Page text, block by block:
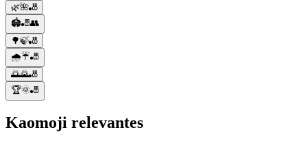
🌿🌺🎳
🏟️🎳👥
🌳🍃🎳
🌧️☔🎳
🌅🌄🎳
🏆🌞🎳
Kaomoji relevantes